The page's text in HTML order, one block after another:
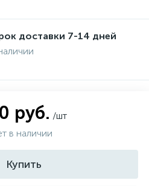
доставки 7-14 дней
руб. /шт
в наличии
Купить